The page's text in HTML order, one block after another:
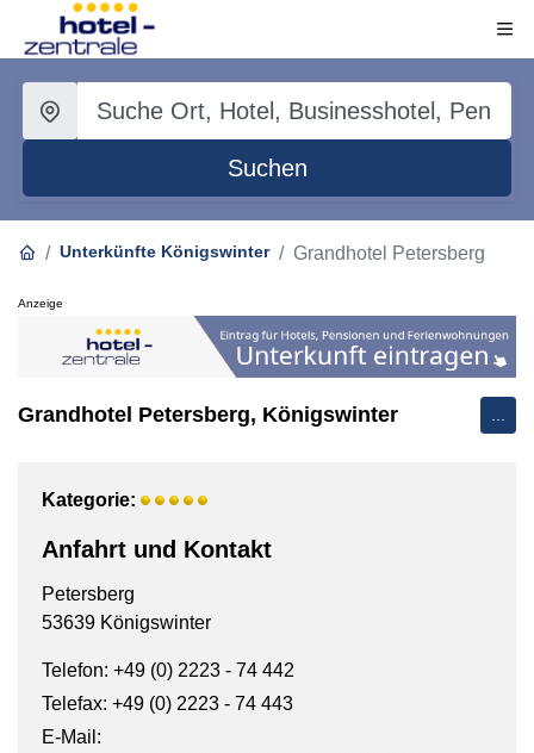
Suchen
Unterkünfte Königswinter Grandhotel Petersberg
Anzeige
Grandhotel Petersberg, Königswinter
Kategorie:
Anfahrt und Kontakt
Petersberg
53639 Königswinter
Telefon: +49 (0) 2223 - 74 442
Telefax: +49 (0) 2223 - 74 443
E-Mail: